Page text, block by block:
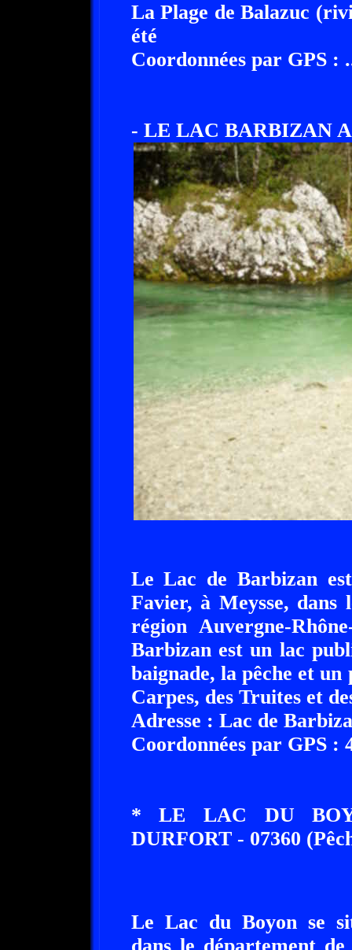
La Plage de Balazuc
été
Coordonnées par GPS :
- LE LAC BARBIZAN A
Le Lac de Barbizan
Favier, à Meysse,
région Auvergne-
Barbizan est un lac
baignade, la pêche et un
Carpes, des Truites et
Adresse : Lac de
Coordonnées par GPS :
* LE LAC DU
DURFORT - 07360
Le Lac du Boyon se